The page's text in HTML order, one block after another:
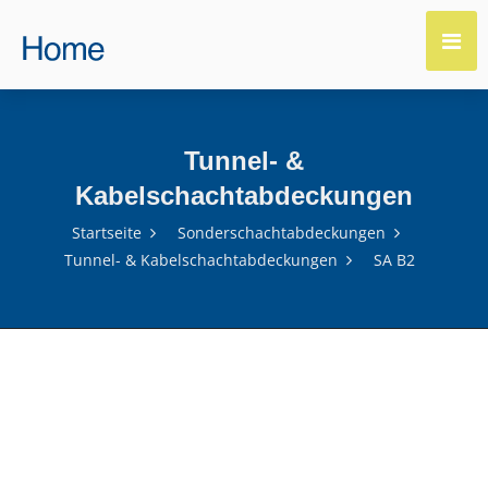
Tunnel- &
Kabelschachtabdeckungen
Startseite
Sonderschachtabdeckungen
Tunnel- & Kabelschachtabdeckungen
SA B2